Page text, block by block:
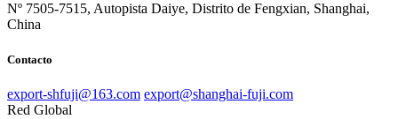
Nº 7505-7515, Autopista Daiye, Distrito de Fengxian, Shanghai,
China
Contacto
export-shfuji@163.com export@shanghai-fuji.com
Red Global